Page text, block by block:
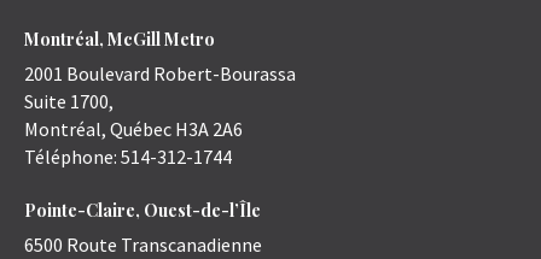
Montréal, McGill Metro
2001 Boulevard Robert-Bourassa
Suite 1700,
Montréal, Québec H3A 2A6
Téléphone: 514-312-1744
Pointe-Claire, Ouest-de-l’Île
6500 Route Transcanadienne